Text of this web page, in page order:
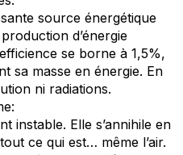
source énergétique
d’énergie
se borne à 1,5%,
sa masse en énergie. En
ni radiations.
instable. Elle s’annihile en
ce qui est… même l’air.